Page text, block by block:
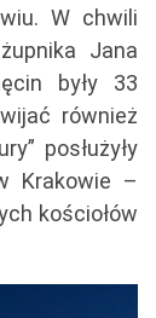
W chwili
Jana
były 33
również
posłużyły
Krakowie –
kościołów